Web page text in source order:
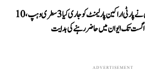
کانگریس نے پارٹی اراکین پارلیمنٹ کو جاری کیا 3 سطری وہپ، 10
ADVERTISEMENT